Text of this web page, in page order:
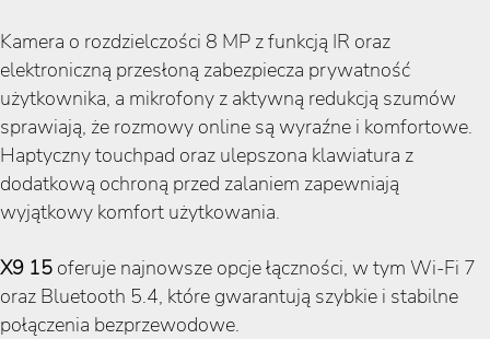
Kamera o rozdzielczości 8 MP z funkcją IR oraz
elektroniczną przesłoną zabezpiecza prywatność
użytkownika, a mikrofony z aktywną redukcją szumów
sprawiają, że rozmowy online są wyraźne i komfortowe.
Haptyczny touchpad oraz ulepszona klawiatura z
dodatkową ochroną przed zalaniem zapewniają
wyjątkowy komfort użytkowania.
X9 15 oferuje najnowsze opcje łączności, w tym Wi-Fi 7
oraz Bluetooth 5.4, które gwarantują szybkie i stabilne
połączenia bezprzewodowe.